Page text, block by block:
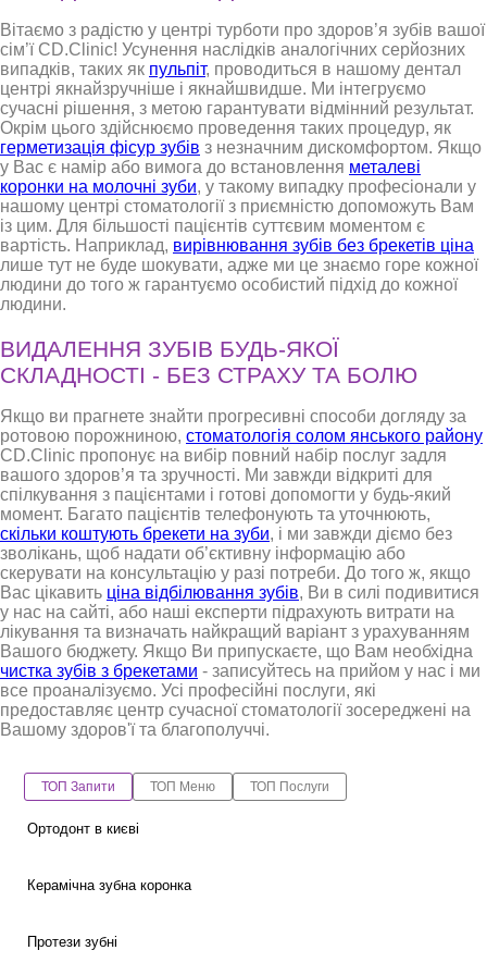
Вітаємо з радістю у центрі турботи про здоров’я зубів вашої
сім’ї CD.Clinic! Усунення наслідків аналогічних серйозних
випадків, таких як пульпіт, проводиться в нашому дентал
центрі якнайзручніше і якнайшвидше. Ми інтегруємо
сучасні рішення, з метою гарантувати відмінний результат.
Окрім цього здійснюємо проведення таких процедур, як
герметизація фісур зубів з незначним дискомфортом. Якщо
у Вас є намір або вимога до встановлення металеві
коронки на молочні зуби, у такому випадку професіонали у
нашому центрі стоматології з приємністю допоможуть Вам
із цим. Для більшості пацієнтів суттєвим моментом є
вартість. Наприклад, вирівнювання зубів без брекетів ціна
лише тут не буде шокувати, адже ми це знаємо горе кожної
людини до того ж гарантуємо особистий підхід до кожної
людини.
ВИДАЛЕННЯ ЗУБІВ БУДЬ-ЯКОЇ
СКЛАДНОСТІ - БЕЗ СТРАХУ ТА БОЛЮ
Якщо ви прагнете знайти прогресивні способи догляду за
ротовою порожниною, стоматологія солом янського району
CD.Clinic пропонує на вибір повний набір послуг задля
вашого здоров’я та зручності. Ми завжди відкриті для
спілкування з пацієнтами і готові допомогти у будь-який
момент. Багато пацієнтів телефонують та уточнюють,
скільки коштують брекети на зуби, і ми завжди діємо без
зволікань, щоб надати об’єктивну інформацію або
скерувати на консультацію у разі потреби. До того ж, якщо
Вас цікавить ціна відбілювання зубів, Ви в силі подивитися
у нас на сайті, або наші експерти підрахують витрати на
лікування та визначать найкращий варіант з урахуванням
Вашого бюджету. Якщо Ви припускаєте, що Вам необхідна
чистка зубів з брекетами - записуйтесь на прийом у нас і ми
все проаналізуємо. Усі професійні послуги, які
предоставляє центр сучасної стоматології зосереджені на
Вашому здоров'ї та благополуччі.
ТОП Запити ТОП Меню ТОП Послуги
Ортодонт в києві
Керамічна зубна коронка
Протези зубні